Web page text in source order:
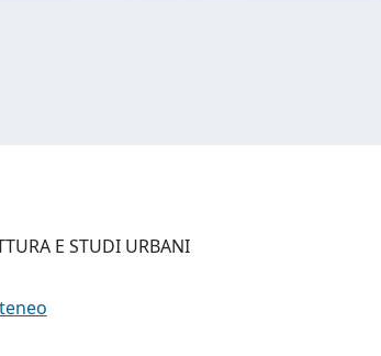
E STUDI URBANI